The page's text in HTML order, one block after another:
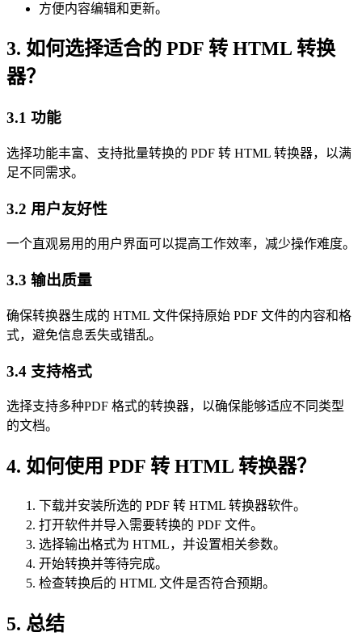
方便内容编辑和更新。
3. 如何选择适合的 PDF 转 HTML 转换
器？
3.1 功能
选择功能丰富、支持批量转换的 PDF 转 HTML 转换器，以满
足不同需求。
3.2 用户友好性
一个直观易用的用户界面可以提高工作效率，减少操作难度。
3.3 输出质量
确保转换器生成的 HTML 文件保持原始 PDF 文件的内容和格
式，避免信息丢失或错乱。
3.4 支持格式
选择支持多种PDF 格式的转换器，以确保能够适应不同类型
的文档。
4. 如何使用 PDF 转 HTML 转换器？
下载并安装所选的 PDF 转 HTML 转换器软件。
打开软件并导入需要转换的 PDF 文件。
选择输出格式为 HTML，并设置相关参数。
开始转换并等待完成。
检查转换后的 HTML 文件是否符合预期。
5. 总结